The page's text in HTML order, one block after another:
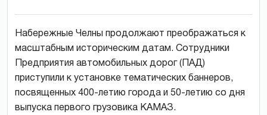
Набережные Челны продолжают преображаться к
масштабным историческим датам. Сотрудники
Предприятия автомобильных дорог (ПАД)
приступили к установке тематических баннеров,
посвященных 400-летию города и 50-летию со дня
выпуска первого грузовика КАМАЗ.